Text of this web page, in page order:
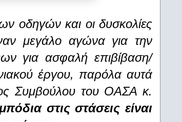
οδηγών και οι δυσκολίες
μεγάλο αγώνα για την
για ασφαλή επιβίβαση/
έργου, παρόλα αυτά
Συμβούλου του ΟΑΣΑ κ.
στις στάσεις είναι